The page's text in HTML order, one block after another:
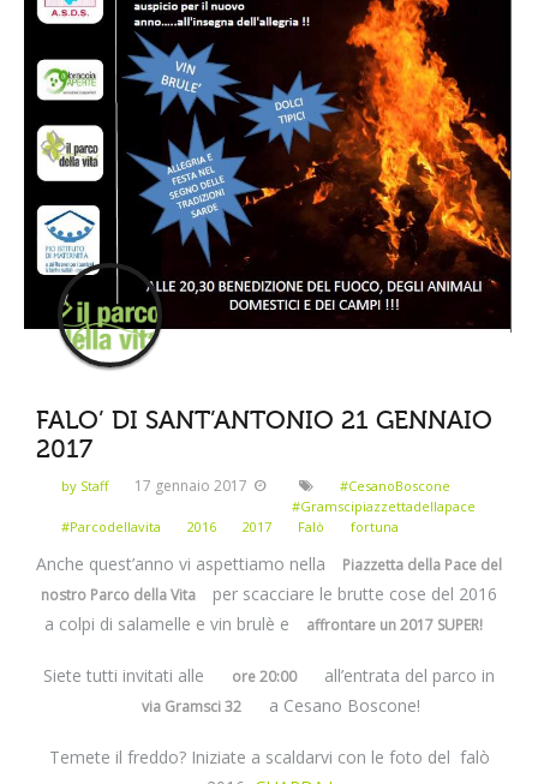
FALO’ DI SANT’ANTONIO 21 GENNAIO
2017
by Staff 17 gennaio 2017
#CesanoBoscone
#Gramscipiazzettadellapace
#Parcodellavita
2016 2017 Falò fortuna
Anche quest’anno vi aspettiamo nella
Piazzetta della Pace del
nostro Parco della Vita
per scacciare le brutte cose del 2016
a colpi di salamelle e vin brulè e
affrontare un 2017 SUPER!
Siete tutti invitati alle ore 20:00 all’entrata del parco in
via Gramsci 32 a Cesano Boscone!
Temete il freddo? Iniziate a scaldarvi con le foto del falò